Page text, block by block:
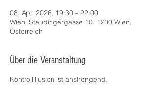
08. Apr. 2026, 19:30 – 22:00
Wien, Staudingergasse 10, 1200 Wien,
Österreich
Über die Veranstaltung
Kontrollillusion ist anstrengend.